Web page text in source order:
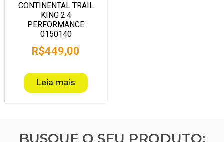
CONTINENTAL TRAIL
KING 2.4
PERFORMANCE
0150140
R$449,00
Leia mais